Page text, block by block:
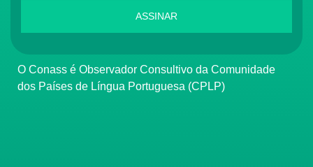
ASSINAR
O Conass é Observador Consultivo da Comunidade
dos Países de Língua Portuguesa (CPLP)